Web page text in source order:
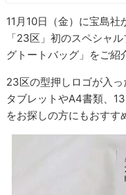
11月10日（金）に宝島
「23区」初のスペシャ
グトートバッグ」をご紹
23区の型押しロゴが入っ
タブレットやA4書類、
をお探しの方にもおすす